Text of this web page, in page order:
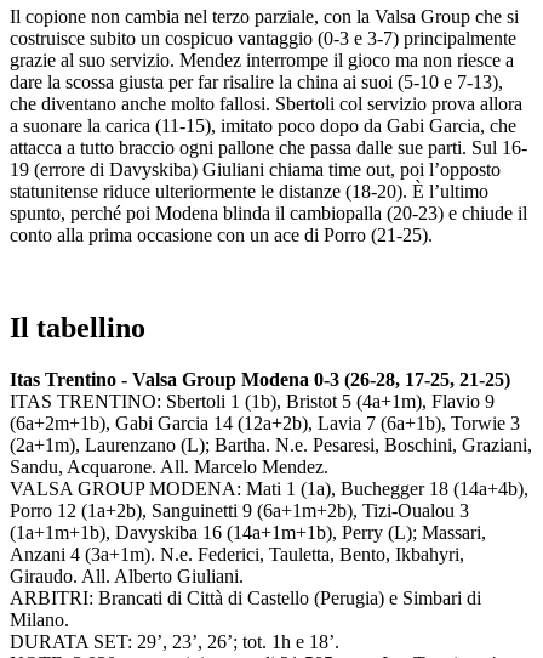
Il copione non cambia nel terzo parziale, con la Valsa Group che si
costruisce subito un cospicuo vantaggio (0-3 e 3-7) principalmente
grazie al suo servizio. Mendez interrompe il gioco ma non riesce a
dare la scossa giusta per far risalire la china ai suoi (5-10 e 7-13),
che diventano anche molto fallosi. Sbertoli col servizio prova allora
a suonare la carica (11-15), imitato poco dopo da Gabi Garcia, che
attacca a tutto braccio ogni pallone che passa dalle sue parti. Sul 16-
19 (errore di Davyskiba) Giuliani chiama time out, poi l’opposto
statunitense riduce ulteriormente le distanze (18-20). È l’ultimo
spunto, perché poi Modena blinda il cambiopalla (20-23) e chiude il
conto alla prima occasione con un ace di Porro (21-25).
Il tabellino
Itas Trentino - Valsa Group Modena 0-3 (26-28, 17-25, 21-25)
ITAS TRENTINO: Sbertoli 1 (1b), Bristot 5 (4a+1m), Flavio 9
(6a+2m+1b), Gabi Garcia 14 (12a+2b), Lavia 7 (6a+1b), Torwie 3
(2a+1m), Laurenzano (L); Bartha. N.e. Pesaresi, Boschini, Graziani,
Sandu, Acquarone. All. Marcelo Mendez.
VALSA GROUP MODENA: Mati 1 (1a), Buchegger 18 (14a+4b),
Porro 12 (1a+2b), Sanguinetti 9 (6a+1m+2b), Tizi-Oualou 3
(1a+1m+1b), Davyskiba 16 (14a+1m+1b), Perry (L); Massari,
Anzani 4 (3a+1m). N.e. Federici, Tauletta, Bento, Ikbahyri,
Giraudo. All. Alberto Giuliani.
ARBITRI: Brancati di Città di Castello (Perugia) e Simbari di
Milano.
DURATA SET: 29’, 23’, 26’; tot. 1h e 18’.